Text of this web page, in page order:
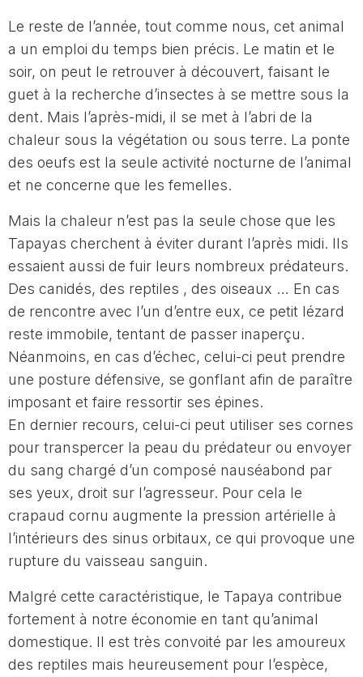
Le reste de l’année, tout comme nous, cet animal
a un emploi du temps bien précis. Le matin et le
soir, on peut le retrouver à découvert, faisant le
guet à la recherche d’insectes à se mettre sous la
dent. Mais l’après-midi, il se met à l’abri de la
chaleur sous la végétation ou sous terre. La ponte
des oeufs est la seule activité nocturne de l’animal
et ne concerne que les femelles.
Mais la chaleur n’est pas la seule chose que les
Tapayas cherchent à éviter durant l’après midi. Ils
essaient aussi de fuir leurs nombreux prédateurs.
Des canidés, des reptiles , des oiseaux … En cas
de rencontre avec l’un d’entre eux, ce petit lézard
reste immobile, tentant de passer inaperçu.
Néanmoins, en cas d’échec, celui-ci peut prendre
une posture défensive, se gonflant afin de paraître
imposant et faire ressortir ses épines.
En dernier recours, celui-ci peut utiliser ses cornes
pour transpercer la peau du prédateur ou envoyer
du sang chargé d’un composé nauséabond par
ses yeux, droit sur l’agresseur. Pour cela le
crapaud cornu augmente la pression artérielle à
l’intérieurs des sinus orbitaux, ce qui provoque une
rupture du vaisseau sanguin.
Malgré cette caractéristique, le Tapaya contribue
fortement à notre économie en tant qu’animal
domestique. Il est très convoité par les amoureux
des reptiles mais heureusement pour l’espèce,